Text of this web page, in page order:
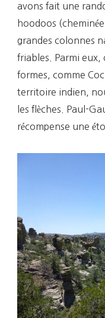
avons fait une
hoodoos
grandes colonnes
friables. Parmi
formes, comme
territoire indien,
les flèches. Paul-
récompense une